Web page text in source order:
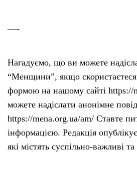
—-
Нагадуємо, що ви можете
“Менщини”, якщо
формою на нашому сайті https://
можете надіслати анонімне
https://mena.org.ua/am/ Ставте
інформацією. Редакція
які містять суспільно-важливі